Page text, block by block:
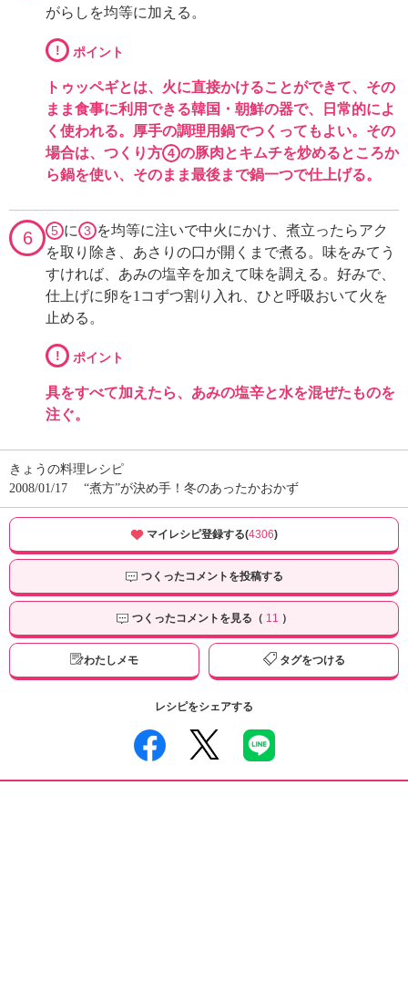
がらしを均等に加える。
! ポイント
トゥッペギとは、火に直接かけることができて、その
まま食事に利用できる韓国・朝鮮の器で、日常的によ
く使われる。厚手の調理用鍋でつくってもよい。その
場合は、つくり方 4 の豚肉とキムチを炒めるところか
ら鍋を使い、そのまま最後まで鍋一つで仕上げる。
6 5 に 3 を均等に注いで中火にかけ、煮立ったらアク
を取り除き、あさりの口が開くまで煮る。味をみてう
すければ、あみの塩辛を加えて味を調える。好みで、
仕上げに卵を1コずつ割り入れ、ひと呼吸おいて火を
止める。
! ポイント
具をすべて加えたら、あみの塩辛と水を混ぜたものを
注ぐ。
きょうの料理レシピ
2008/01/17
“煮方”が決め手！冬のあったかおかず
マイレシピ登録する(4306)
つくったコメントを投稿する
つくったコメントを見る（ 11 ）
わたしメモ タグをつける
レシピをシェアする